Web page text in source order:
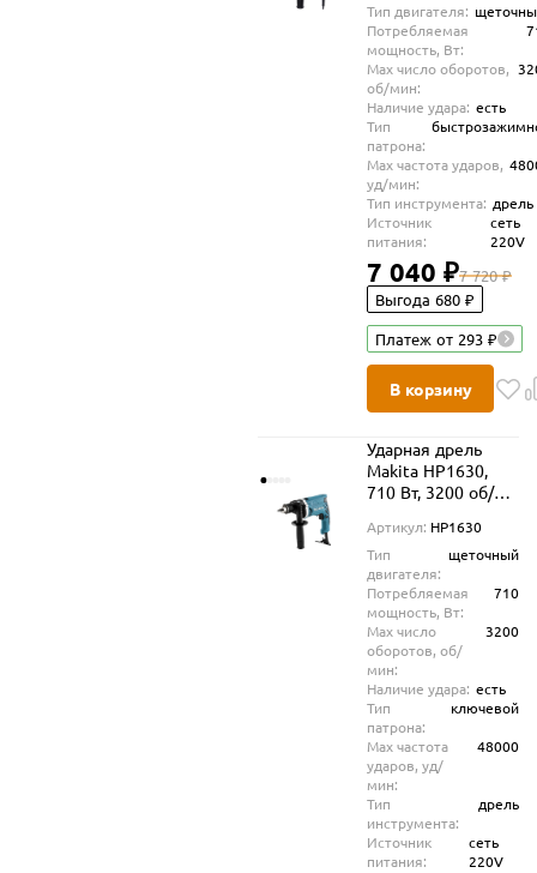
Тип двигателя:
Потребляемая
мощность, Вт:
Max число оборотов,
об/мин:
Наличие удара: есть
Тип
патрона:
Max частота ударов,
уд/мин:
Тип инструмента: дрель
Источник
питания:
сеть
220V
7 040 ₽7 720 ₽
Выгода 680 ₽
Платеж от 293 ₽
В корзину
Ударная дрель
Makita HP1630,
710 Вт, 3200 об/
Артикул: HP1630
Тип
двигателя:
щеточный
Потребляемая
мощность, Вт:
710
Max число
оборотов, об/
мин:
3200
Наличие удара: есть
Тип
патрона:
ключевой
Max частота
ударов, уд/
мин:
48000
Тип
инструмента:
дрель
Источник
питания:
сеть
220V